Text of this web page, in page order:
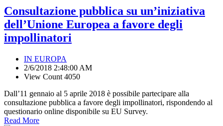
Consultazione pubblica su un’iniziativa
dell’Unione Europea a favore degli
impollinatori
IN EUROPA
2/6/2018 2:48:00 AM
View Count 4050
Dall’11 gennaio al 5 aprile 2018 è possibile partecipare alla
consultazione pubblica a favore degli impollinatori, rispondendo al
questionario online disponibile su EU Survey.
Read More